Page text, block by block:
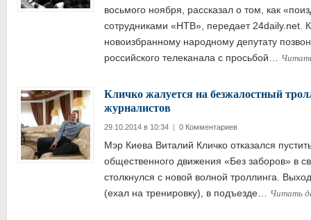
восьмого ноября, рассказал о том, как
сотрудниками «НТВ», передает 24daily.net.
новоизбранному народному депутату
российского телеканала с просьбой…
Кличко жалуется на безжалостный
журналистов
29.10.2014 в 10:34 | 0 Комментариев
Мэр Киева Виталий Кличко отказался
общественного движения «Без заборов» в
столкнулся с новой волной троллинга.
(ехал на тренировку), в подъезде… Читать